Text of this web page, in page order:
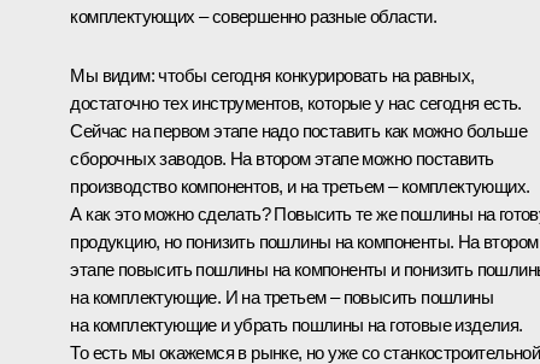
комплектующих – совершенно разные области.
Мы видим: чтобы сегодня конкурировать на равных,
достаточно тех инструментов, которые у нас сегодня есть.
Сейчас на первом этапе надо поставить как можно больше
сборочных заводов. На втором этапе можно поставить
производство компонентов, и на третьем – комплектующих.
А как это можно сделать? Повысить те же пошлины на
продукцию, но понизить пошлины на компоненты. На втором
этапе повысить пошлины на компоненты и понизить
на комплектующие. И на третьем – повысить пошлины
на комплектующие и убрать пошлины на готовые изделия.
То есть мы окажемся в рынке, но уже со станкостроительной